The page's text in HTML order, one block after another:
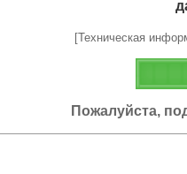
[Техническая
Пожалуйста,